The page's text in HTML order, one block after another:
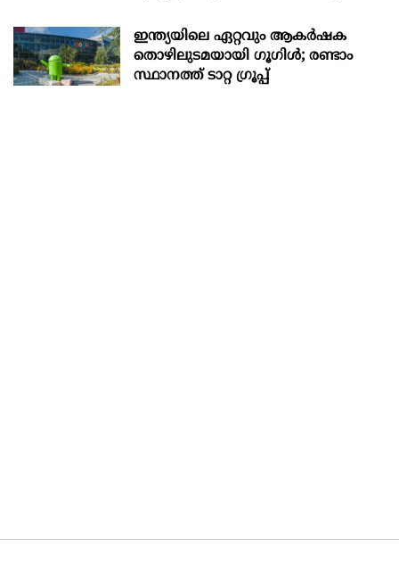
ഇന്ത്യയിലെ ഏറ്റവും ആകര്‍ഷക
തൊഴിലുടമയായി ഗൂഗിള്‍; രണ്ടാം
സ്ഥാനത്ത് ടാറ്റ ഗ്രൂപ്പ്